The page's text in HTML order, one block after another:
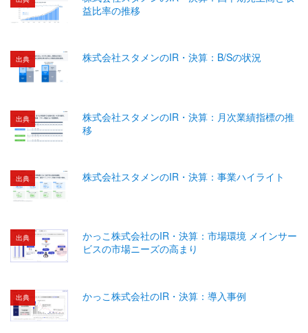
益比率の推移
出典 株式会社スタメンのIR・決算：B/Sの状況
出典
株式会社スタメンのIR・決算：月次業績指標の推
移
出典 株式会社スタメンのIR・決算：事業ハイライト
出典
かっこ株式会社のIR・決算：市場環境 メインサー
ビスの市場ニーズの高まり
出典 かっこ株式会社のIR・決算：導入事例